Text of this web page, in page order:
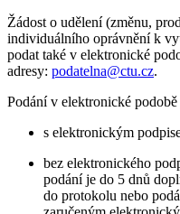
Žádost o udělení (změnu,
individuálního oprávnění k
podat také v elektronické
adresy: podatelna@ctu.cz.
Podání v elektronické
s elektronickým
bez elektronického
podání je do 5 dnů
do protokolu nebo